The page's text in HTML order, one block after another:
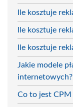
Ile kosztuje
Ile kosztuje
Ile kosztuje
Jakie modele
internetowych?
Co to jest